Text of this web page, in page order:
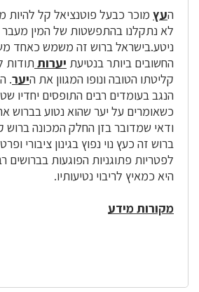
העץ מוכר כבעל פוטנציאל קל להיות
לא נתקלנו בהתפשטות של המין
ניטע.בישראל ברוש זה משמש כאחד
החשובים ביותר בנטיעת יערות תודות
קליטתו הטובה ונופו המגוון את היער.
הנגב בעומדים רבים התופסים יחדיו
כשאומרים על יער שהוא נטוע בברוש
ודאי שמדובר בזן החלק המכונה
ברוש זה כעץ נוי נפוץ בגינון ציבורי
לפטריות פתוגניות הפוגעות
היא כמאיץ לריבוי נטיעותיו.
מקורות מידע